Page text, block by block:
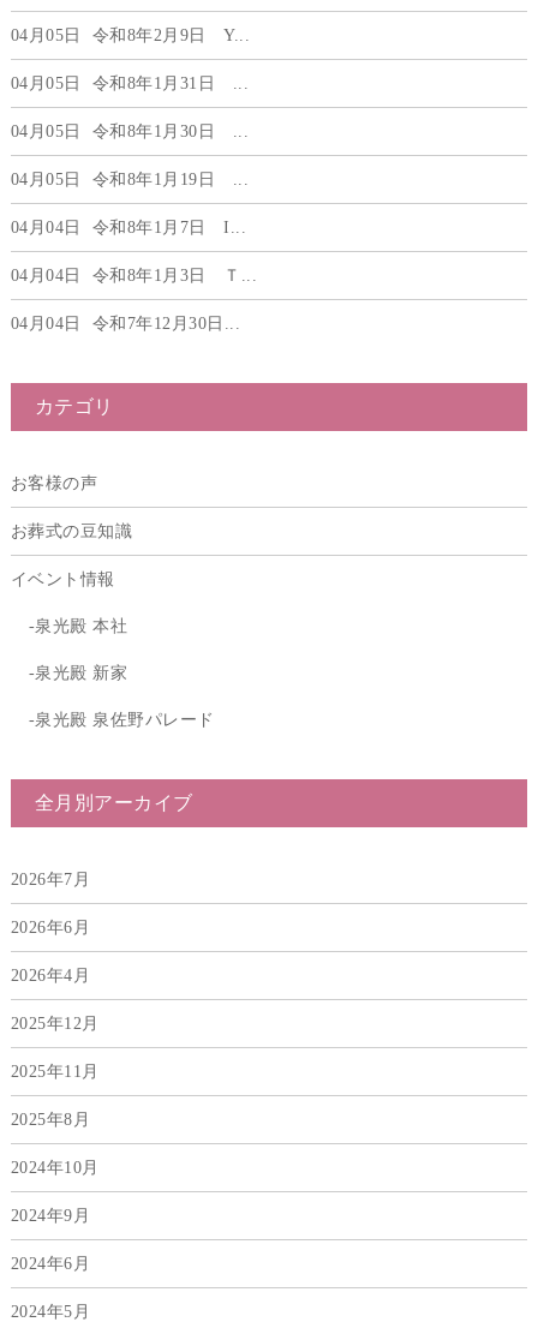
04月05日 令和8年2月9日 Y...
04月05日 令和8年1月31日 ...
04月05日 令和8年1月30日 ...
04月05日 令和8年1月19日 ...
04月04日 令和8年1月7日 I...
04月04日 令和8年1月3日 Ｔ...
04月04日 令和7年12月30日...
カテゴリ
お客様の声
お葬式の豆知識
イベント情報
泉光殿 本社
泉光殿 新家
泉光殿 泉佐野パレード
全月別アーカイブ
2026年7月
2026年6月
2026年4月
2025年12月
2025年11月
2025年8月
2024年10月
2024年9月
2024年6月
2024年5月